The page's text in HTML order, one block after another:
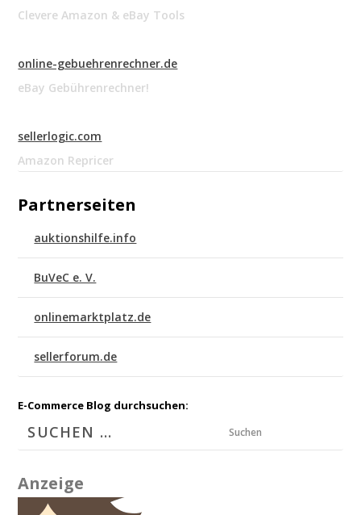
Clevere Amazon & eBay Tools
online-gebuehrenrechner.de
eBay Gebührenrechner!
sellerlogic.com
Amazon Repricer
Partnerseiten
auktionshilfe.info
BuVeC e. V.
onlinemarktplatz.de
sellerforum.de
E-Commerce Blog durchsuchen:
Suchen
Anzeige